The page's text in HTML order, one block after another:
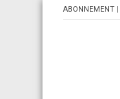
ABONNEMENT |